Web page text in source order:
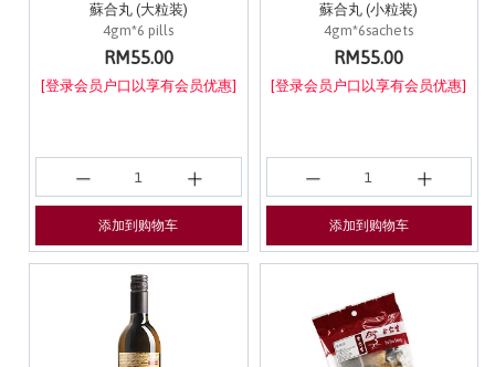
蘇合丸 (大粒装)
4gm*6 pills
RM55.00
[登录会员户口以享有会员优惠]
添加到购物车
蘇合丸 (小粒装)
4gm*6sachets
RM55.00
[登录会员户口以享有会员优惠]
添加到购物车